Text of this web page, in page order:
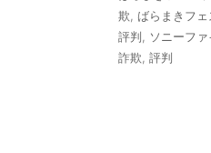
欺
ばらまきフ
評判
ソニーフ
詐欺 評判